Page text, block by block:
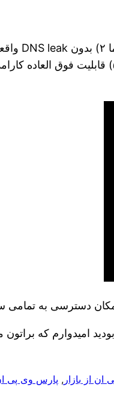
دسترسی به تمامی
امیدوارم که براتون
از بازار, پارس وی پی ان